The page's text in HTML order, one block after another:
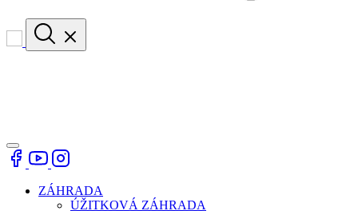
ZÁHRADA
ÚŽITKOVÁ ZÁHRADA